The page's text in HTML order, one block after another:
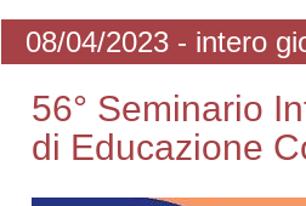
08/04/2023 - intero
56° Seminario
di Educazione